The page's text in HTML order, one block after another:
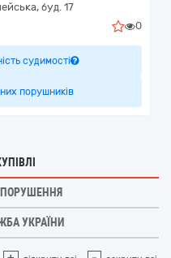
буд. 17
0
судимості
порушників
УКРАЇНИ